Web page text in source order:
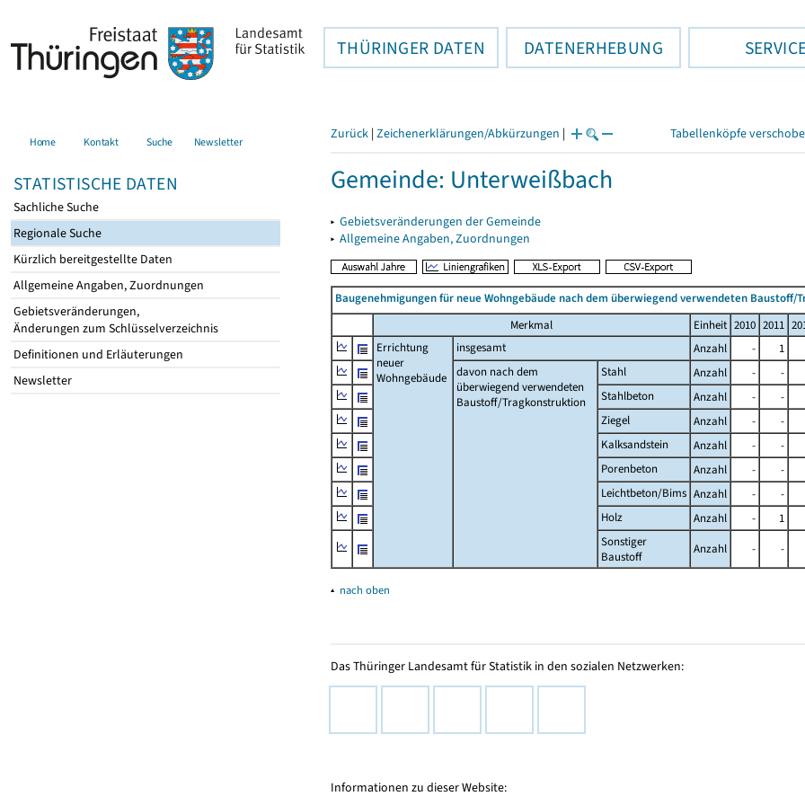
THÜRINGER DATEN DATENERHEBUNG
Home Kontakt Suche Newsletter
STATISTISCHE DATEN
Sachliche Suche
Regionale Suche
Kürzlich bereitgestellte Daten
Allgemeine Angaben, Zuordnungen
Gebietsveränderungen,
Änderungen zum Schlüsselverzeichnis
Definitionen und Erläuterungen
Newsletter
Zurück | Zeichenerklärungen/Abkürzungen | Tabellenköpfe
Gemeinde: Unterweißbach
▸ Gebietsveränderungen der Gemeinde
▸ Allgemeine Angaben, Zuordnungen
Baugenehmigungen für neue Wohngebäude nach dem überwiegend verwendeten Baustoff/
Merkmal
Einheit 2010 2011
Errichtung
neuer
Wohngebäude
insgesamt Anzahl - 1
davon nach dem
überwiegend verwendeten
Baustoff/Tragkonstruktion
Stahl Anzahl - -
Stahlbeton
Anzahl - -
Ziegel
Anzahl - -
Kalksandstein
Anzahl - -
Porenbeton
Anzahl - -
Leichtbeton/Bims Anzahl - -
Holz
Anzahl - 1
Sonstiger
Baustoff
Anzahl - -
▴ nach oben
Das Thüringer Landesamt für Statistik in den sozialen Netzwerken:
Informationen zu dieser Website: